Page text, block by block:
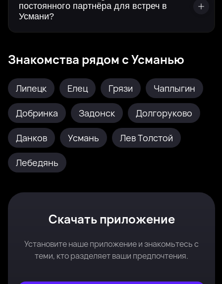
постоянного партнёра для встреч в
Усмани?
Знакомства рядом с Усманью
Липецк Елец Грязи Чаплыгин
Добринка Задонск Долгоруково
Данков Усмань Лев Толстой
Лебедянь
Скачать приложение
Установите наше приложение и знакомьтесь с
теми, кто разделяет ваши предпочтения.